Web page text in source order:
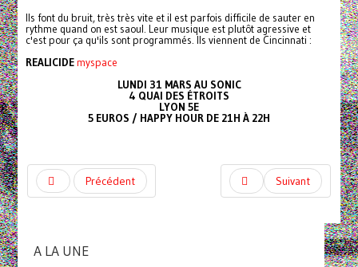
Ils font du bruit, très très vite et il est parfois difficile de sauter en
rythme quand on est saoul. Leur musique est plutôt agressive et
c'est pour ça qu'ils sont programmés. Ils viennent de Cincinnati :
REALICIDEmyspace
LUNDI 31 MARS AU SONIC
4 QUAI DES ÉTROITS
LYON 5E
5 EUROS / HAPPY HOUR DE 21H À 22H
Précédent Suivant
A LA UNE